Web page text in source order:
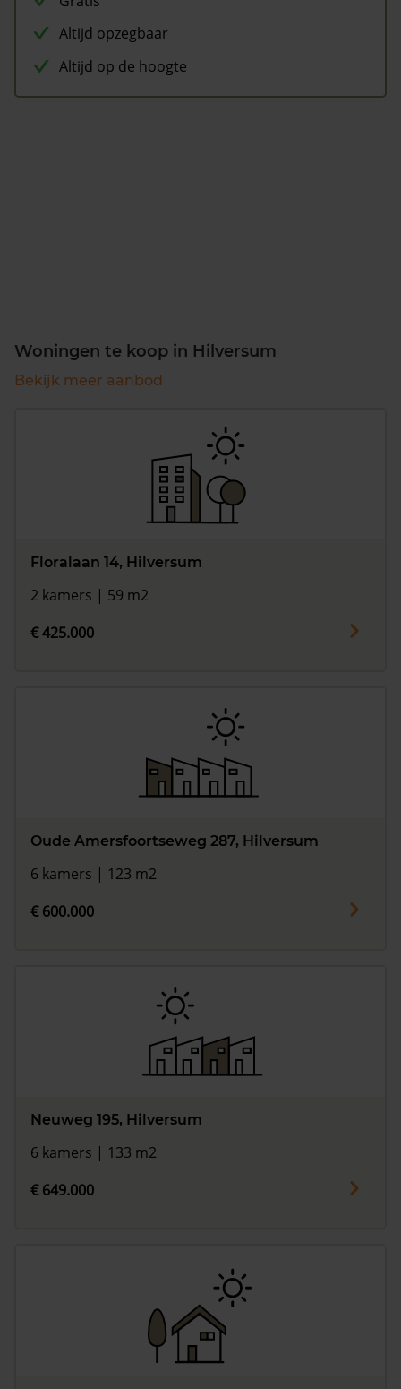
Altijd opzegbaar
Altijd op de hoogte
Woningen te koop in Hilversum
Bekijk meer aanbod
Floralaan 14, Hilversum
2 kamers | 59 m2
€ 425.000
Oude Amersfoortseweg 287, Hilversum
6 kamers | 123 m2
€ 600.000
Neuweg 195, Hilversum
6 kamers | 133 m2
€ 649.000